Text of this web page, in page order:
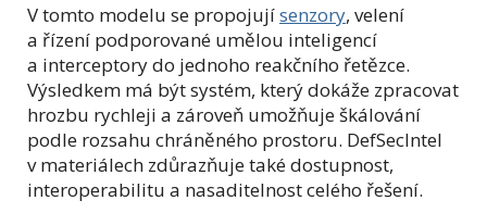
V tomto modelu se propojujísenzory, velení
a řízení podporované umělou inteligencí
a interceptory do jednoho reakčního řetězce.
Výsledkem má být systém, který dokáže zpracovat
hrozbu rychleji a zároveň umožňuje škálování
podle rozsahu chráněného prostoru. DefSecIntel
v materiálech zdůrazňuje také dostupnost,
interoperabilitu a nasaditelnost celého řešení.